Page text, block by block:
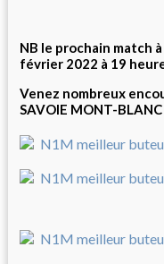
NB le prochain match
février 2022 à 19
Venez nombreux
SAVOIE MONT-